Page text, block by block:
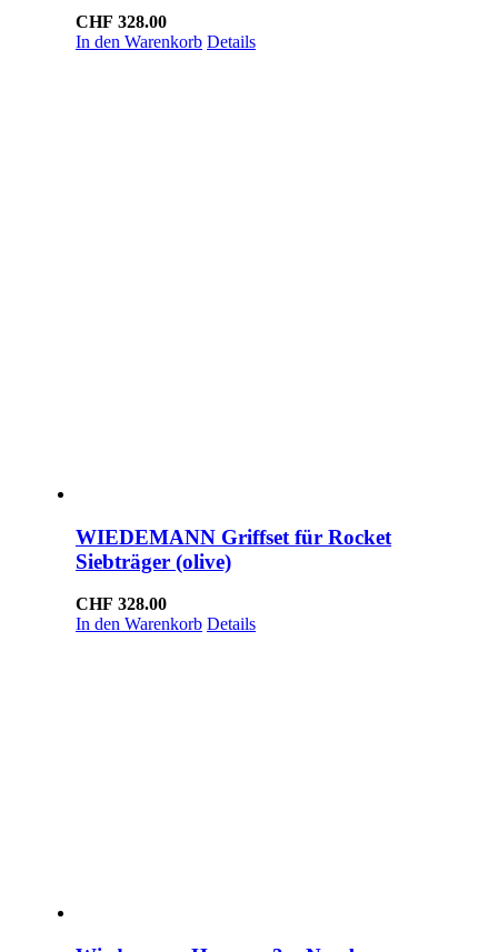
CHF 328.00
In den Warenkorb Details
WIEDEMANN Griffset für Rocket
Siebträger (olive)
CHF 328.00
In den Warenkorb Details